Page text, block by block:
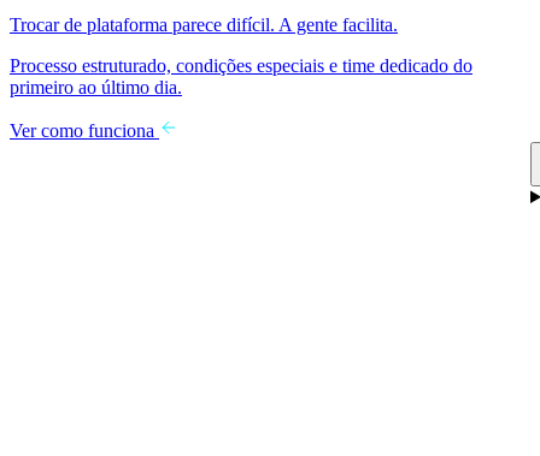
Trocar de plataforma parece difícil. A gente facilita.
Processo estruturado, condições especiais e time dedicado do
primeiro ao último dia.
Ver como funciona